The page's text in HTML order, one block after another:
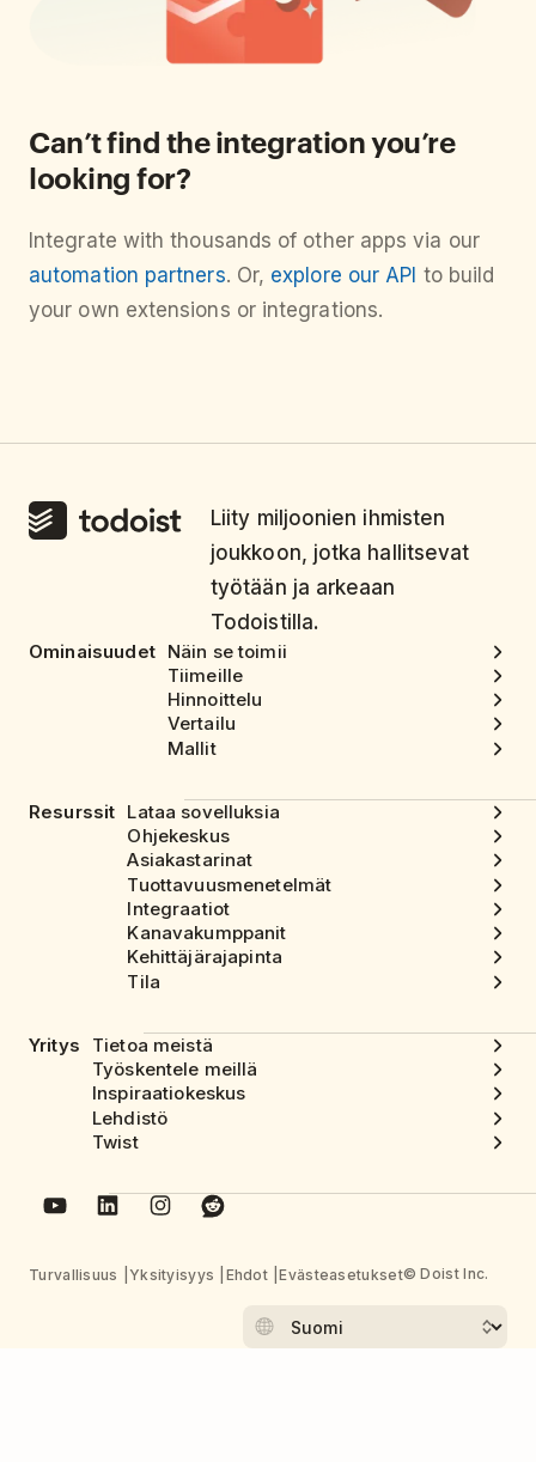
Can’t find the integration you’re
looking for?
Integrate with thousands of other apps via our
automation partners. Or, explore our API to build
your own extensions or integrations.
Liity miljoonien ihmisten
joukkoon, jotka hallitsevat
työtään ja arkeaan
Todoistilla.
Ominaisuudet Näin se toimii
Tiimeille
Hinnoittelu
Vertailu
Mallit
Resurssit Lataa sovelluksia
Ohjekeskus
Asiakastarinat
Tuottavuusmenetelmät
Integraatiot
Kanavakumppanit
Kehittäjärajapinta
Tila
Yritys
Tietoa meistä
Työskentele meillä
Inspiraatiokeskus
Lehdistö
Twist
Turvallisuus Yksityisyys Ehdot Evästeasetukset© Doist Inc.